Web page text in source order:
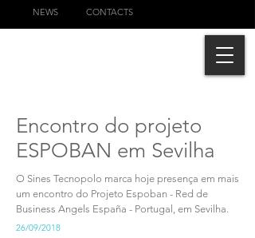
NEWS CONTACTS
Encontro do projeto
ESPOBAN em Sevilha
O Sines Tecnopolo marca hoje presença em mais
um encontro do Projeto Espoban - Red de
Business Angels España - Portugal , em Sevilha.
26/09/2018